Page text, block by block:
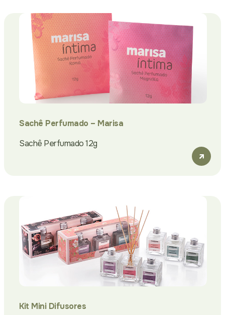
Sachê Perfumado – Marisa
Sachê Perfumado 12g
Kit Mini Difusores